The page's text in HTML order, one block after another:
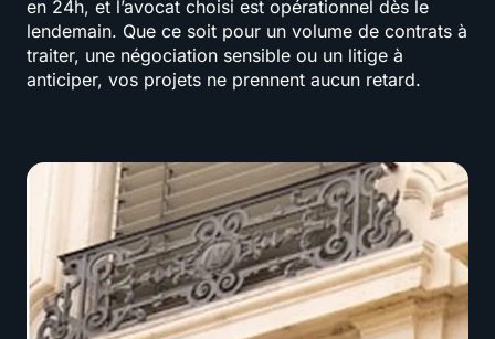
en 24h, et l’avocat choisi est opérationnel dès le
lendemain. Que ce soit pour un volume de contrats à
traiter, une négociation sensible ou un litige à
anticiper, vos projets ne prennent aucun retard.